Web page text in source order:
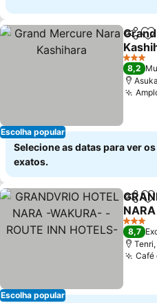
Escolha popular
3 Estrelas
8,2
Selecione as datas para ver
exatos.
Escolha popular
3 Estrelas
8,7
Café